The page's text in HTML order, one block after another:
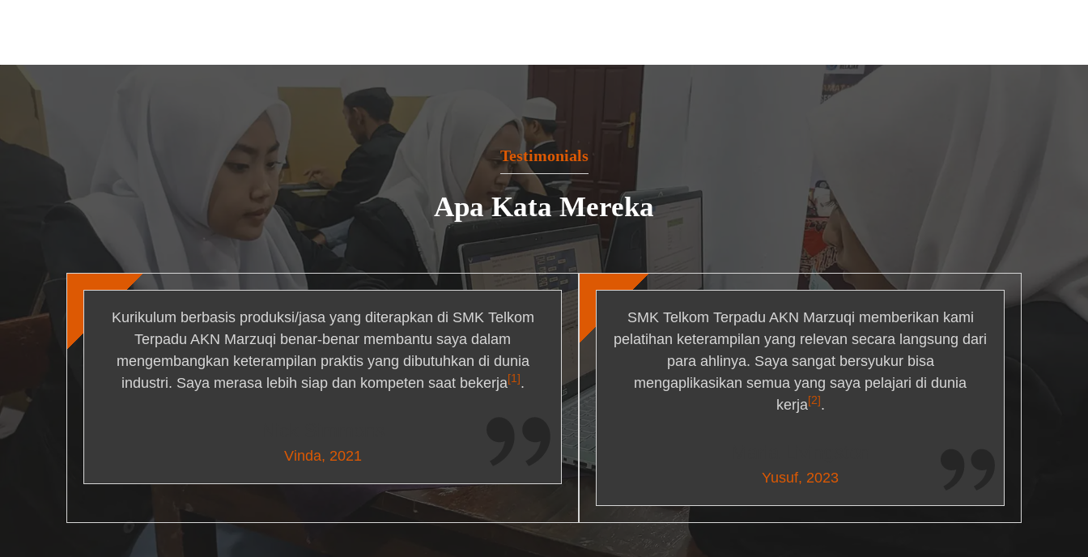
Testimonials
Apa Kata Mereka
Kurikulum berbasis produksi/jasa yang diterapkan di SMK Telkom
Terpadu AKN Marzuqi benar-benar membantu saya dalam
mengembangkan keterampilan praktis yang dibutuhkan di dunia
industri. Saya merasa lebih siap dan kompeten saat bekerja[1].
Vinda, 2021
SMK Telkom Terpadu AKN Marzuqi memberikan kami
pelatihan keterampilan yang relevan secara langsung dari
para ahlinya. Saya sangat bersyukur bisa
mengaplikasikan semua yang saya pelajari di dunia
kerja[2].
Yusuf, 2023